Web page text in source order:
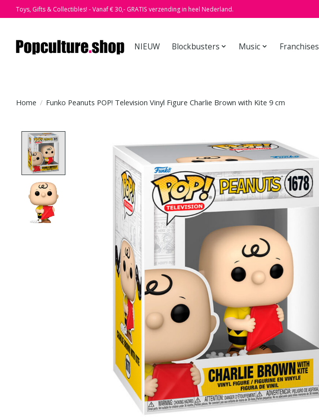
Toys, Gifts & Collectibles! - Vanaf € 30,- GRATIS verzending in heel Nederland.
NIEUW Blockbusters Music Franchises
Home / Funko Peanuts POP! Television Vinyl Figure Charlie Brown with Kite 9 cm